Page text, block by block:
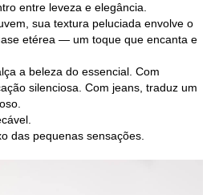
entre leveza e elegância.
sua textura peluciada envolve o
etérea — um toque que encanta e
a beleza do essencial. Com
silenciosa. Com jeans, traduz um
das pequenas sensações.